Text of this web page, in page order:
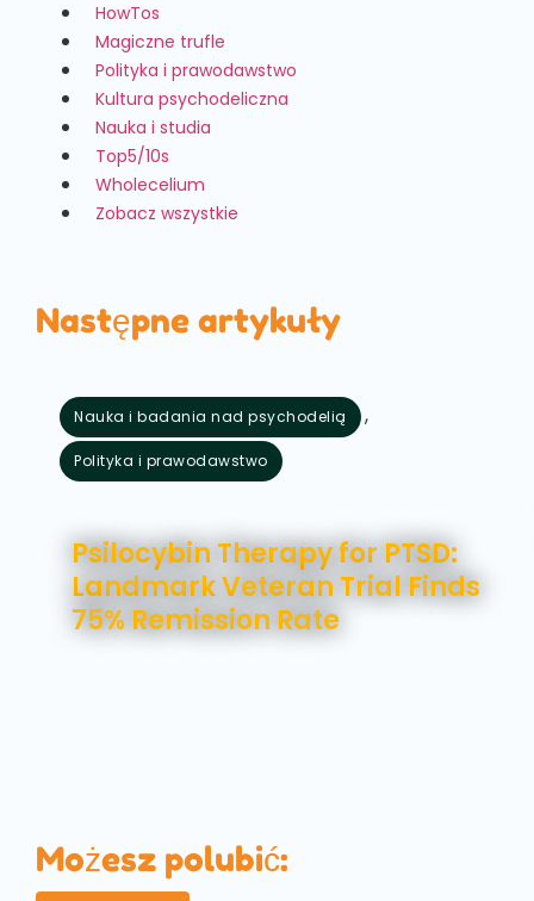
HowTos
Magiczne trufle
Polityka i prawodawstwo
Kultura psychodeliczna
Nauka i studia
Top5/10s
Wholecelium
Zobacz wszystkie
Następne artykuły
Nauka i badania nad psychodelią ,
Polityka i prawodawstwo
Psilocybin Therapy for PTSD:
Landmark Veteran Trial Finds
75% Remission Rate
Możesz polubić: